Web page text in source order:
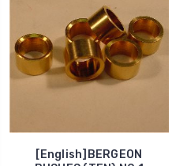
[English]BERGEON